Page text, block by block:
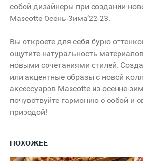
собой дизайнеры при создании
Mascotte Осень-Зима’22-23.
Вы откроете для себя бурю
ощутите натуральность
новыми сочетаниями стилей.
или акцентные образы с новой
аксессуаров Mascotte из осенне-
почувствуйте гармонию с собой и
природой!
ПОХОЖЕЕ